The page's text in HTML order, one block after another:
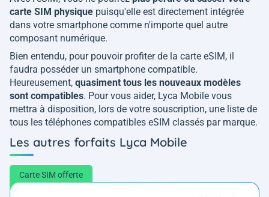
carte SIM physique puisqu'elle est directement intégrée
dans votre smartphone comme n'importe quel autre
composant numérique.
Bien entendu, pour pouvoir profiter de la carte eSIM, il
faudra posséder un smartphone compatible.
Heureusement, quasiment tous les nouveaux modèles
sont compatibles. Pour vous aider, Lyca Mobile vous
mettra à disposition, lors de votre souscription, une liste de
tous les téléphones compatibles eSIM classés par marque.
Les autres forfaits Lyca Mobile
Carte SIM offerte